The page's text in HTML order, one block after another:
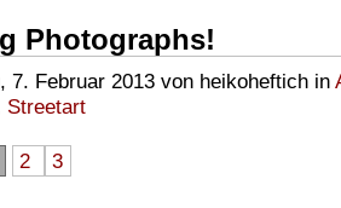
Photographs!
7. Februar 2013 von heikoheftich in
Streetart
2 3